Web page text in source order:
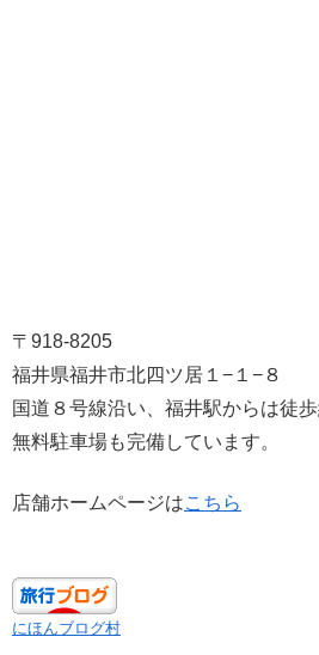
〒918-8205
福井県福井市北四ツ居１−１−８
国道８号線沿い、福井駅からは徒歩
無料駐車場も完備しています。
店舗ホームページはこちら
にほんブログ村